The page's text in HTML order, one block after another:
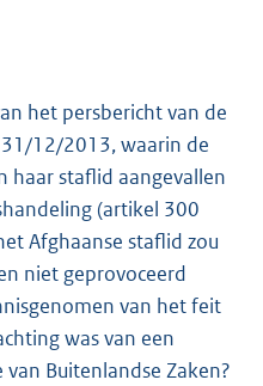
het persbericht van de
12/2013, waarin de
haar staflid aangevallen
(artikel 300
Afghaanse staflid zou
niet geprovoceerd
van het feit
was van een
Buitenlandse Zaken?